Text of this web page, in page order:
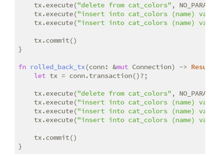
    tx.execute(
"delete from cat_colors" ,
    tx.execute(
"insert into cat_colors (name)
    tx.execute(
"insert into cat_colors (name)
    tx.commit()
}
fn rolled_back_tx(conn: &mut Connection) -> Result
let tx = conn.transaction()?;
    tx.execute(
"delete from cat_colors" ,
    tx.execute(
"insert into cat_colors (name)
    tx.execute(
"insert into cat_colors (name)
    tx.execute(
"insert into cat_colors (name)
    tx.commit()
}